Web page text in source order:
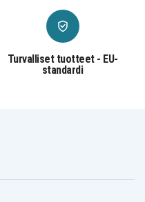
Turvalliset tuotteet - EU-
standardi